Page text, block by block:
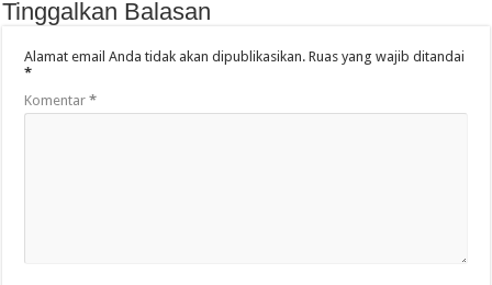
Tinggalkan Balasan
Alamat email Anda tidak akan dipublikasikan. Ruas yang wajib ditandai
*
Komentar*